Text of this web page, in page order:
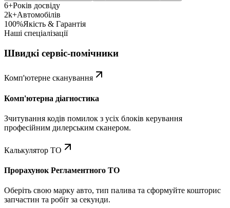
6+Років досвіду
2k+Автомобілів
100%Якість & Гарантія
Наші спеціалізації
Швидкі сервіс-помічники
Комп'ютерне сканування
Комп'ютерна діагностика
Зчитування кодів помилок з усіх блоків керування
професійним дилерським сканером.
Калькулятор ТО
Прорахунок Регламентного ТО
Оберіть свою марку авто, тип палива та сформуйте кошторис
запчастин та робіт за секунди.